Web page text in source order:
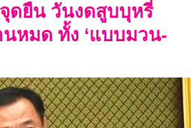
จุดยืน วันงดสูบบุหรี่
หมด ทั้ง ‘แบบมวน-